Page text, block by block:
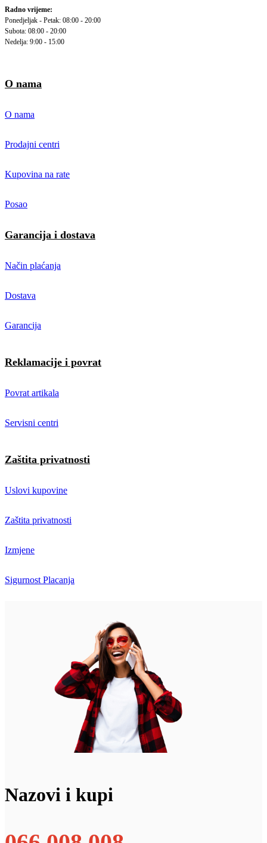
Radno vrijeme:
Ponedjeljak - Petak: 08:00 - 20:00
Subota: 08:00 - 20:00
Nedelja: 9:00 - 15:00
O nama
O nama
Prodajni centri
Kupovina na rate
Posao
Garancija i dostava
Način plaćanja
Dostava
Garancija
Reklamacije i povrat
Povrat artikala
Servisni centri
Zaštita privatnosti
Uslovi kupovine
Zaštita privatnosti
Izmjene
Sigurnost Placanja
Nazovi i kupi